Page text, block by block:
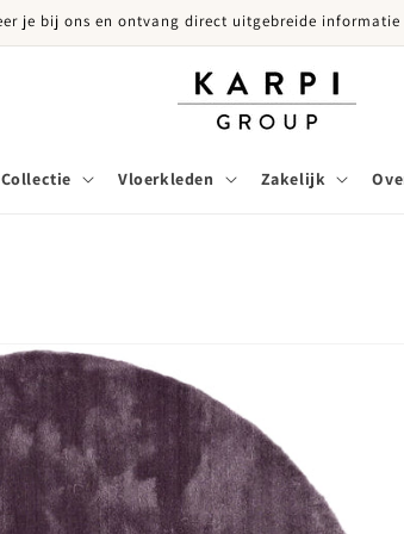
je bij ons en ontvang direct uitgebreide
Collectie Vloerkleden Zakelijk